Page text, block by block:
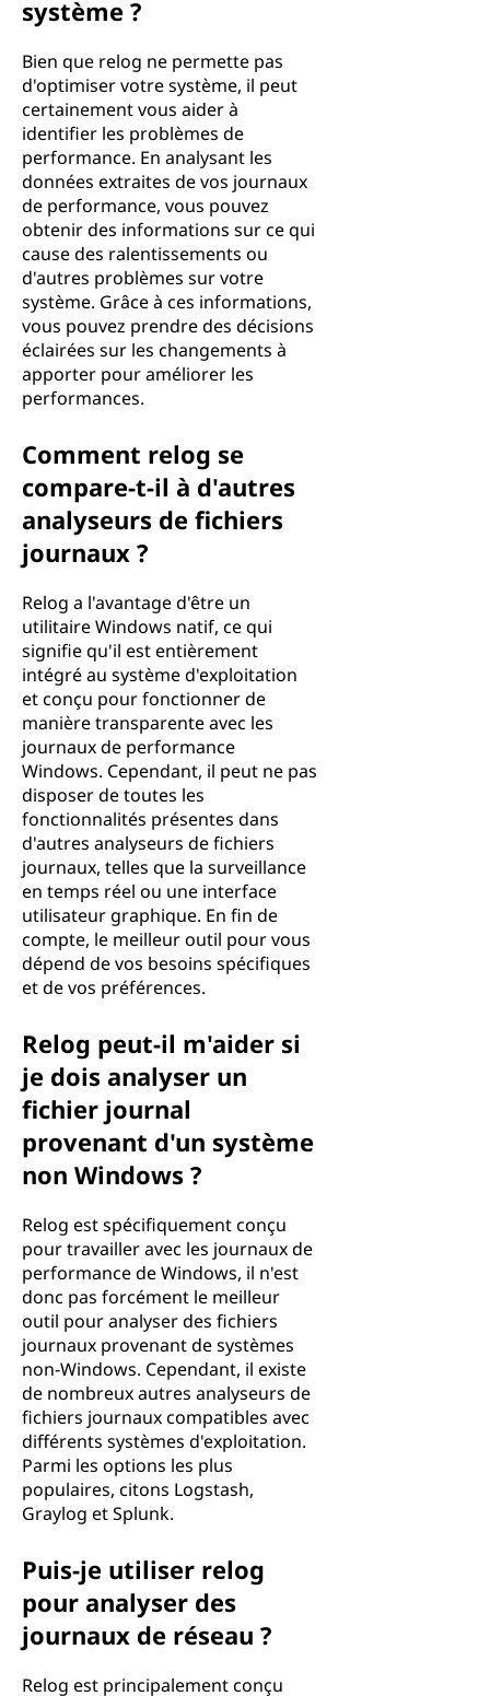
système ?
Bien que relog ne permette pas
d'optimiser votre système, il peut
certainement vous aider à
identifier les problèmes de
performance. En analysant les
données extraites de vos journaux
de performance, vous pouvez
obtenir des informations sur ce qui
cause des ralentissements ou
d'autres problèmes sur votre
système. Grâce à ces informations,
vous pouvez prendre des décisions
éclairées sur les changements à
apporter pour améliorer les
performances.
Comment relog se
compare-t-il à d'autres
analyseurs de fichiers
journaux ?
Relog a l'avantage d'être un
utilitaire Windows natif, ce qui
signifie qu'il est entièrement
intégré au système d'exploitation
et conçu pour fonctionner de
manière transparente avec les
journaux de performance
Windows. Cependant, il peut ne pas
disposer de toutes les
fonctionnalités présentes dans
d'autres analyseurs de fichiers
journaux, telles que la surveillance
en temps réel ou une interface
utilisateur graphique. En fin de
compte, le meilleur outil pour vous
dépend de vos besoins spécifiques
et de vos préférences.
Relog peut-il m'aider si
je dois analyser un
fichier journal
provenant d'un système
non Windows ?
Relog est spécifiquement conçu
pour travailler avec les journaux de
performance de Windows, il n'est
donc pas forcément le meilleur
outil pour analyser des fichiers
journaux provenant de systèmes
non-Windows. Cependant, il existe
de nombreux autres analyseurs de
fichiers journaux compatibles avec
différents systèmes d'exploitation.
Parmi les options les plus
populaires, citons Logstash,
Graylog et Splunk.
Puis-je utiliser relog
pour analyser des
journaux de réseau ?
Relog est principalement conçu